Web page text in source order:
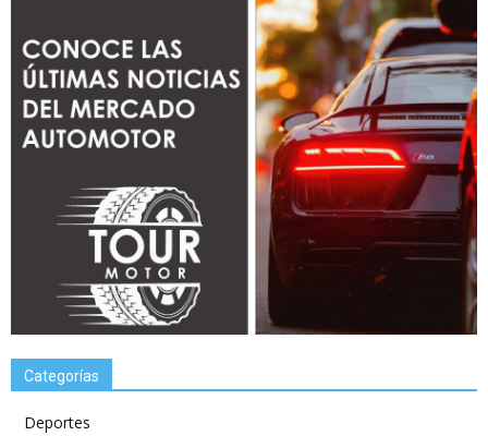
Categorías
Deportes